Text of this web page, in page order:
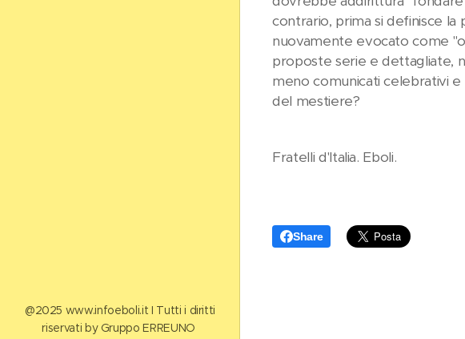
contrario, prima si definisce la
nuovamente evocato come
proposte serie e dettagliate,
meno comunicati celebrativi
del mestiere?
Fratelli d'Italia. Eboli.
Share
​@2025 www.infoeboli.it I Tutti i diritti
riservati by Gruppo ERREUNO